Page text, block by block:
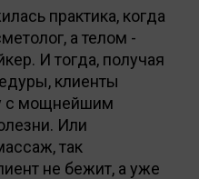
практика, когда
а телом -
И тогда, получая
клиенты
с мощнейшим
Или
так
не бежит, а уже